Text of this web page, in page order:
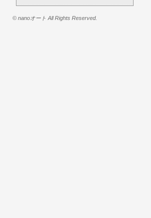
© nanoオート All Rights Reserved.